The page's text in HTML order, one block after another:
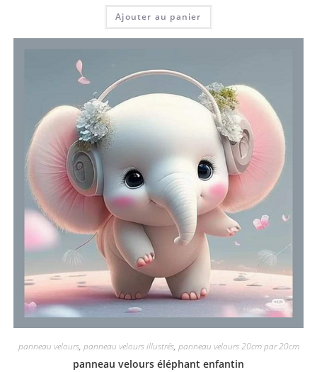
Ajouter au panier
panneau velours, panneau velours illustrés, panneau velours 20cm par 20cm
panneau velours éléphant enfantin